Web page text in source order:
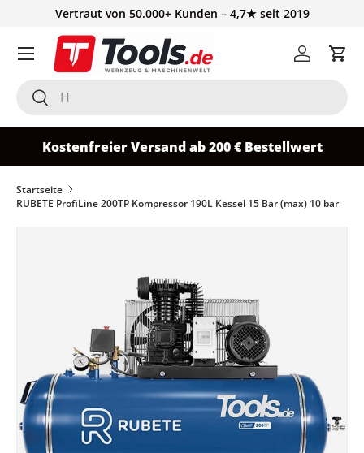
Vertraut von 50.000+ Kunden – 4,7★ seit 2019
Suchen
Suchen
Einloggen
Kostenfreier Versand ab 200 € Bestellwert
Startseite
RUBETE ProfiLine 200TP Kompressor 190L Kessel 15 Bar (max) 10 bar